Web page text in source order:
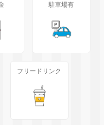
駐車場有
フリードリンク